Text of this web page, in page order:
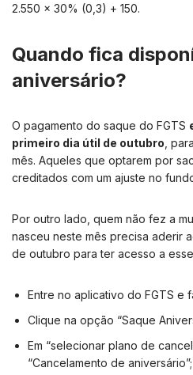
2.550 x 30% (0,3) + 150.
Quando fica
aniversário?
O pagamento do saque do FGTS
primeiro dia útil de outubro ,
mês. Aqueles que optarem por
creditados com um ajuste no
Por outro lado, quem não fez a
nasceu neste mês precisa aderir
de outubro para ter acesso a
Entre no aplicativo do FGTS e
Clique na opção “Saque
Em “selecionar plano de
“Cancelamento de aniversário”;